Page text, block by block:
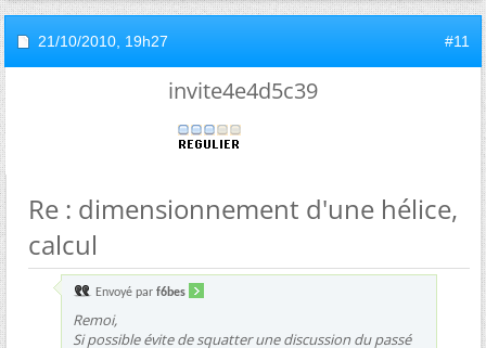
21/10/2010, 19h27 #11
invite4e4d5c39
Re : dimensionnement d'une hélice,
calcul
Envoyé par f6bes
Remoi,
Si possible évite de squatter une discussion du passé